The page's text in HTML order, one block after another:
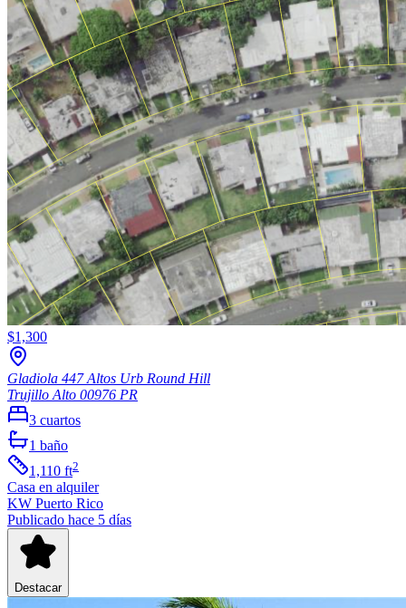
$1,300
Gladiola 447 Altos Urb Round Hill
Trujillo Alto 00976 PR
3 cuartos
1 baño
1,110 ft2
Casa en alquiler
KW Puerto Rico
Publicado hace 5 días
Destacar